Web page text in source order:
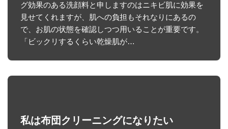
グ効果のある洗顔料と申しますのはニキビ肌に効果を
見せてくれますが、肌への負担もそれなりにあるの
で、お肌の状態を確認しつつ用いることが重要です。
「ビックリするくらい乾燥肌が…
私は布団クリーニングになりたい